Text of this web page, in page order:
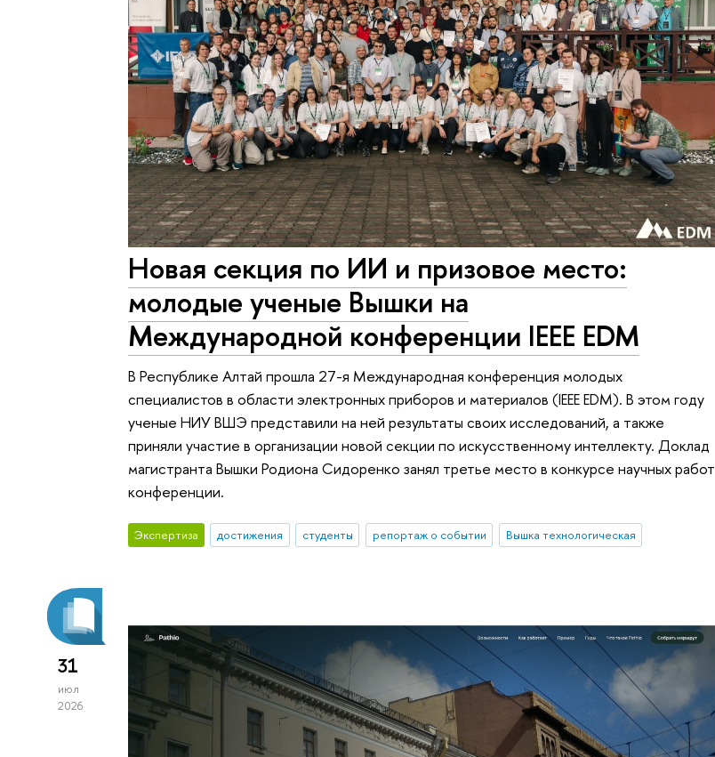
Новая секция по ИИ и призовое место:
молодые ученые Вышки на
Международной конференции IEEE EDM
В Республике Алтай прошла 27-я Международная конференция молодых
специалистов в области электронных приборов и материалов (IEEE EDM). В этом году
ученые НИУ ВШЭ представили на ней результаты своих исследований, а также
приняли участие в организации новой секции по искусственному интеллекту. Доклад
магистранта Вышки Родиона Сидоренко занял третье место в конкурсе научных работ
конференции.
Экспертиза достижения студенты репортаж о событии Вышка технологическая
31
июл
2026